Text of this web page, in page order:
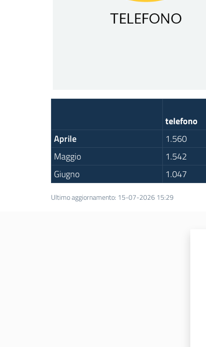
telefono
Aprile
1.560
Maggio
1.542
Giugno
1.047
Ultimo aggiornamento: 15-07-2026 15:29